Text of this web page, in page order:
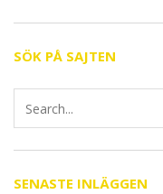
SÖK PÅ SAJTEN
SENASTE INLÄGGEN